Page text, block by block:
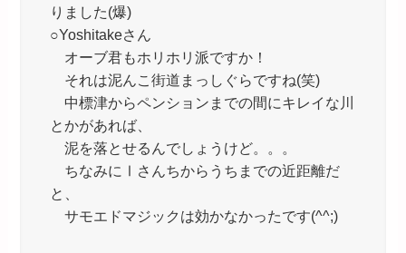
りました(爆)
○Yoshitakeさん
オーブ君もホリホリ派ですか！
それは泥んこ街道まっしぐらですね(笑)
中標津からペンションまでの間にキレイな川
とかがあれば、
泥を落とせるんでしょうけど。。。
ちなみにⅠさんちからうちまでの近距離だ
と、
サモエドマジックは効かなかったです(^^;)